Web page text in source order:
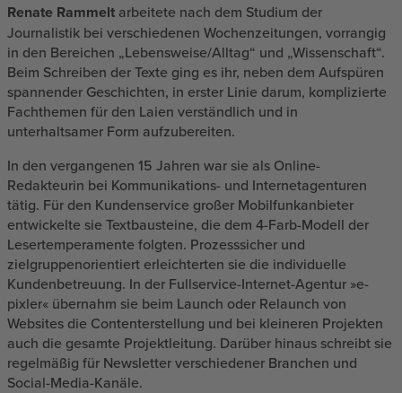
Renate Rammelt arbeitete nach dem Studium der
Journalistik bei verschiedenen Wochenzeitungen, vorrangig
in den Bereichen „Lebensweise/Alltag“ und „Wissenschaft“.
Beim Schreiben der Texte ging es ihr, neben dem Aufspüren
spannender Geschichten, in erster Linie darum, komplizierte
Fachthemen für den Laien verständlich und in
unterhaltsamer Form aufzubereiten.
In den vergangenen 15 Jahren war sie als Online-
Redakteurin bei Kommunikations- und Internetagenturen
tätig. Für den Kundenservice großer Mobilfunkanbieter
entwickelte sie Textbausteine, die dem 4-Farb-Modell der
Lesertemperamente folgten. Prozesssicher und
zielgruppenorientiert erleichterten sie die individuelle
Kundenbetreuung. In der Fullservice-Internet-Agentur »e-
pixler« übernahm sie beim Launch oder Relaunch von
Websites die Contenterstellung und bei kleineren Projekten
auch die gesamte Projektleitung. Darüber hinaus schreibt sie
regelmäßig für Newsletter verschiedener Branchen und
Social-Media-Kanäle.